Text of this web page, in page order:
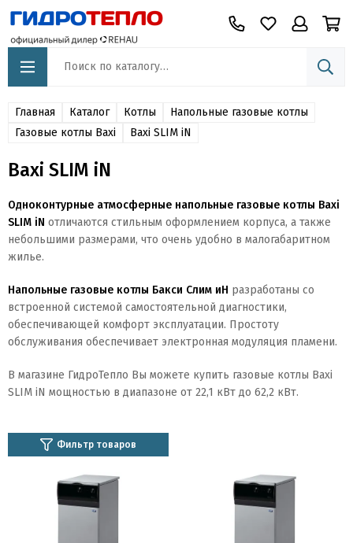
Главная Каталог Котлы
Напольные газовые котлы
Газовые котлы Baxi
Baxi SLIM iN
Baxi SLIM iN
Одноконтурные атмосферные напольные газовые котлы Baxi
SLIM iN отличаются стильным оформлением корпуса, а также
небольшими размерами, что очень удобно в малогабаритном
жилье.
Напольные газовые котлы Бакси Слим иН разработаны со
встроенной системой самостоятельной диагностики,
обеспечивающей комфорт эксплуатации. Простоту
обслуживания обеспечивает электронная модуляция пламени.
В магазине ГидроТепло Вы можете купить газовые котлы Baxi
SLIM iN мощностью в диапазоне от 22,1 кВт до 62,2 кВт.
Фильтр товаров